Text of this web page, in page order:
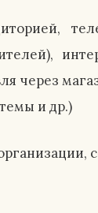
через
и др.)